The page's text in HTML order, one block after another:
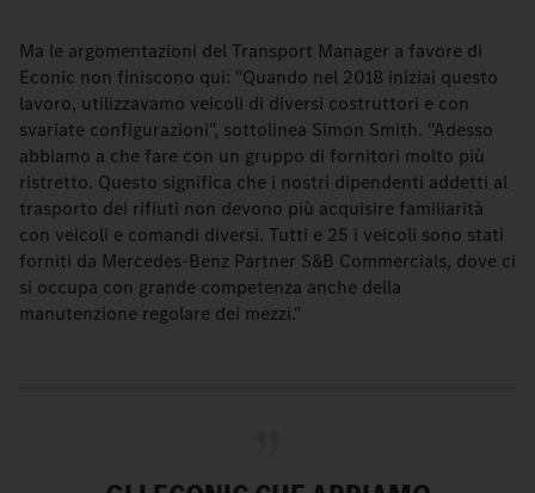
Ma le argomentazioni del Transport Manager a favore di
Econic non finiscono qui: "Quando nel 2018 iniziai questo
lavoro, utilizzavamo veicoli di diversi costruttori e con
svariate configurazioni", sottolinea Simon Smith. "Adesso
abbiamo a che fare con un gruppo di fornitori molto più
ristretto. Questo significa che i nostri dipendenti addetti al
trasporto dei rifiuti non devono più acquisire familiarità
con veicoli e comandi diversi. Tutti e 25 i veicoli sono stati
forniti da Mercedes-Benz Partner S&B Commercials, dove ci
si occupa con grande competenza anche della
manutenzione regolare dei mezzi."